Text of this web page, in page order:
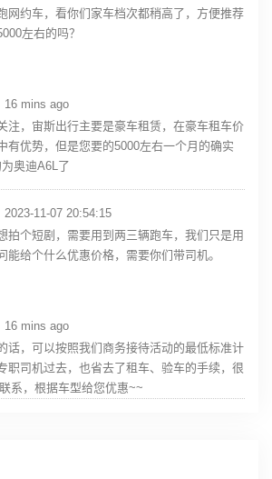
网约车，看你们家车档次都稍高了，方便推荐
左右的吗？
16 mins ago
注，宙斯出行主要是豪车租赁，在豪车租车价
有优势，但是您要的5000左右一个月的确实
奥迪A6L了
2023-11-07 20:54:15
拍个短剧，需要用到两三辆跑车，我们只是用
能给个什么优惠价格，需要你们带司机。
16 mins ago
话，可以按照我们商务接待活动的最低标准计
职司机过去，也省去了租车、验车的手续，很
系，根据车型给您优惠~~